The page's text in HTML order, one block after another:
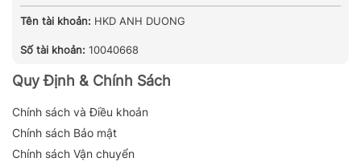
Tên tài khoản: HKD ANH DUONG
Số tài khoản: 10040668
Quy Định & Chính Sách
Chính sách và Điều khoản
Chính sách Bảo mật
Chính sách Vận chuyển